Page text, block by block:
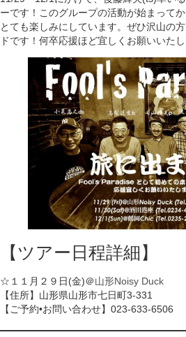
Contact
YouTube
Online Lesson
ーです！このグループの活動が始まって
とても楽しみにしています。ぜひ沢山の
ドです！何卒応援ほど宜しくお願いいた
【ツアー日程詳細】
☆１１月２９日(金)＠山形Noisy Duck
【住所】山形県山形市七日町3-331
【ご予約•お問い合わせ】023-633-6506